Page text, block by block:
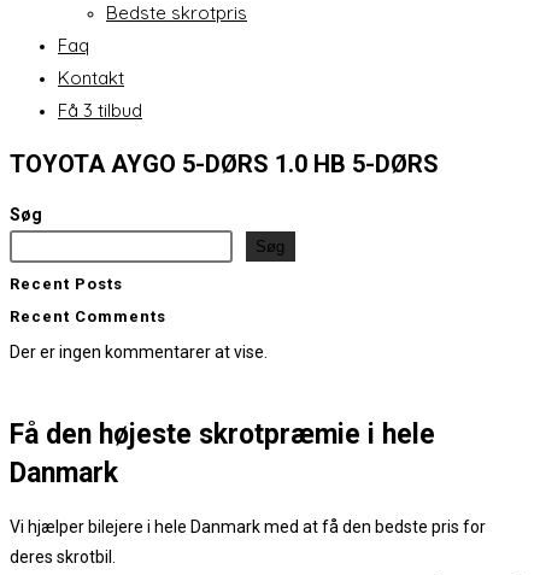
Bedste skrotpris
Faq
Kontakt
Få 3 tilbud
TOYOTA AYGO 5-DØRS 1.0 HB 5-DØRS
Søg
Søg
Recent Posts
Recent Comments
Der er ingen kommentarer at vise.
Få den højeste skrotpræmie i hele
Danmark
Vi hjælper bilejere i hele Danmark med at få den bedste pris for
deres skrotbil.